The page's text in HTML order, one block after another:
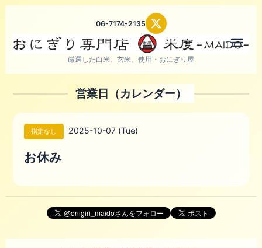
06-7174-2135
厳選した白米、玄米、使用・おにぎり屋
営業日（カレンダー）
指定なし 2025-10-07 (Tue)
お休み